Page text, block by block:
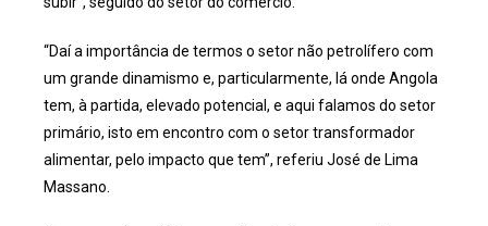
“Daí a importância de termos o setor não petrolífero com
um grande dinamismo e, particularmente, lá onde Angola
tem, à partida, elevado potencial, e aqui falamos do setor
primário, isto em encontro com o setor transformador
alimentar, pelo impacto que tem”, referiu José de Lima
Massano.